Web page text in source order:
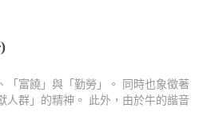
「富饒」與「勤勞」。 同時也象徵著
人群」的精神。 此外，由於牛的諧音
近，因此在農曆新年時，也常以「扭